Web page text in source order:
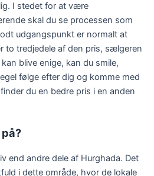
I stedet for at være
skal du se processen som
udgangspunkt er normalt at
to tredjedele af den pris, sælgeren
blive enige, kan du smile,
følge efter dig og komme med
du en bedre pris i en anden
end andre dele af Hurghada. Det
i dette område, hvor de lokale